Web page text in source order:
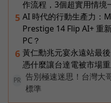
作流程，3個超實用情境
5 AI 時代的行動生產力：
Prestige 14 Flip AI+ 重
PC？
6 黃仁勳兆元宴永遠站最
憑什麼讓台達電被市場
PR
告別極速迷思！台灣大
標準